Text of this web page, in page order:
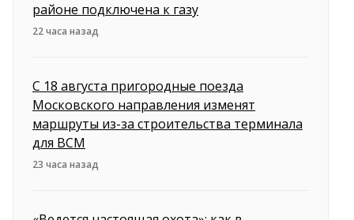
районе подключена к газу
22 часа назад
С 18 августа пригородные поезда
Московского направления изменят
маршруты из-за строительства терминала
для ВСМ
23 часа назад